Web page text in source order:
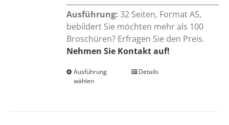
Ausführung: 32 Seiten, Format A5,
bebildert Sie möchten mehr als 100
Broschüren? Erfragen Sie den Preis.
Nehmen Sie Kontakt auf!
Ausführung
wählen
Dieses
Details